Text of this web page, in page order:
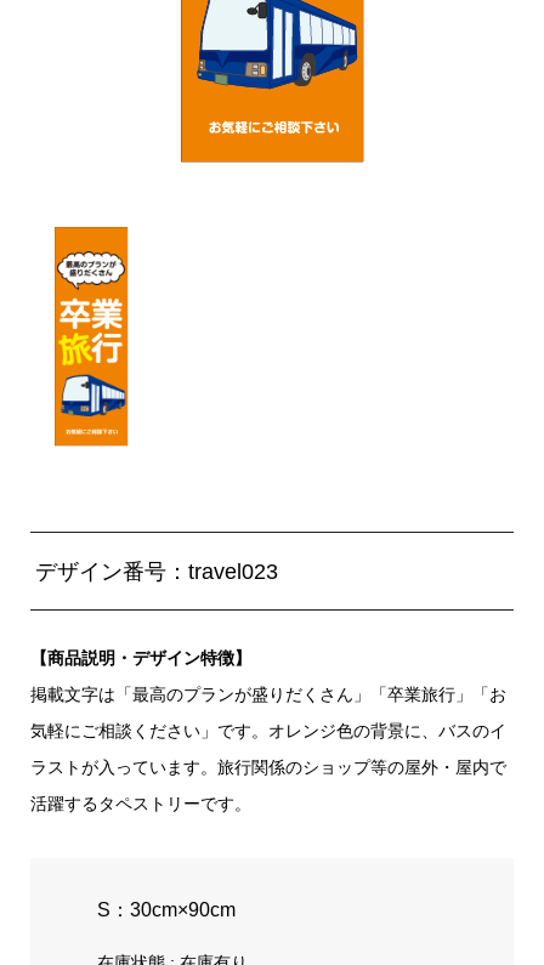
デザイン番号：travel023
【商品説明・デザイン特徴】
掲載文字は「最高のプランが盛りだくさん」「卒業旅行」「お
気軽にご相談ください」です。オレンジ色の背景に、バスのイ
ラストが入っています。旅行関係のショップ等の屋外・屋内で
活躍するタペストリーです。
S：30cm×90cm